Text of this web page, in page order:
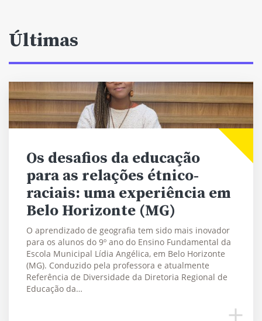
Últimas
Os desafios da educação
para as relações étnico-
raciais: uma experiência em
Belo Horizonte (MG)
O aprendizado de geografia tem sido mais inovador
para os alunos do 9º ano do Ensino Fundamental da
Escola Municipal Lídia Angélica, em Belo Horizonte
(MG). Conduzido pela professora e atualmente
Referência de Diversidade da Diretoria Regional de
Educação da…